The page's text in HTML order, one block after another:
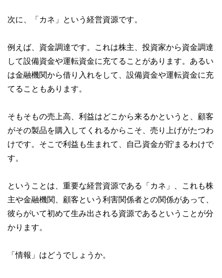
次に、「カネ」という経営資源です。
例えば、資金調達です。これは株主、投資家から資金調達
して設備資金や運転資金に充てることがあります。あるい
は金融機関から借り入れをして、設備資金や運転資金に充
てることもあります。
そもそもの売上高、利益はどこから来るかというと、顧客
がその製品を購入してくれるからこそ、売り上げがたつわ
けです。そこで利益も生まれて、自己資金が貯まるわけで
す。
ということは、重要な経営資源である「カネ」、これも株
主や金融機関、顧客という利害関係者との関係があって、
彼らがいて初めて生み出される資源であるということが分
かります。
「情報」はどうでしょうか。